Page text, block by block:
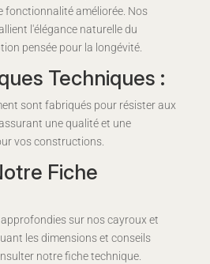
fonctionnalité améliorée. Nos
l'élégance naturelle du
pensée pour la longévité.
Techniques :
sont fabriqués pour résister aux
une qualité et une
vos constructions.
Fiche
sur nos cayroux et
les dimensions et conseils
notre fiche technique.